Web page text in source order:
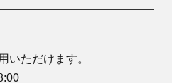
いただけます。